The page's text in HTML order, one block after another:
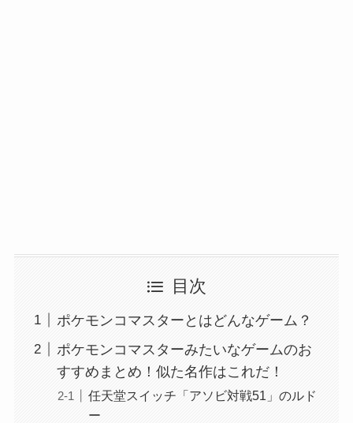
目次
ポケモンコマスターとはどんなゲーム？
ポケモンコマスターみたいなゲームのお
すすめまとめ！似た名作はこれだ！
任天堂スイッチ「アソビ対戦51」のルド
ー